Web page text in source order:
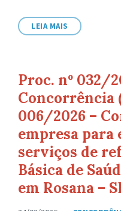
LEIA MAIS
Proc. nº 032/
Concorrência
006/2026 –
empresa para
serviços de
Básica de
em Rosana –